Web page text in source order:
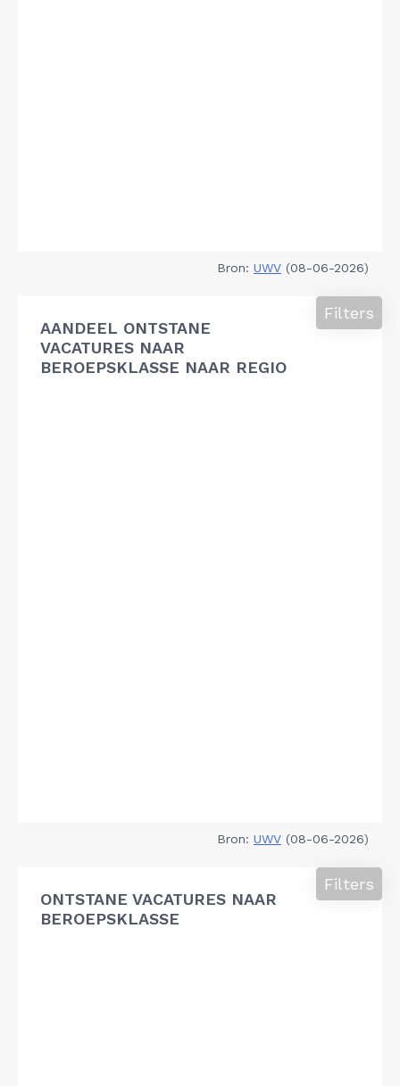
Bron: UWV (08-06-2026)
AANDEEL ONTSTANE
VACATURES NAAR
BEROEPSKLASSE NAAR REGIO
Filters
Bron: UWV (08-06-2026)
ONTSTANE VACATURES NAAR
BEROEPSKLASSE
Filters